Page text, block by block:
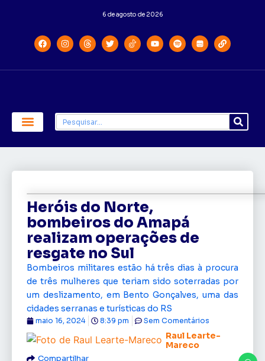
6 de agosto de 2026
Heróis do Norte,
bombeiros do Amapá
realizam operações de
resgate no Sul
Bombeiros militares estão há três dias à procura
de três mulheres que teriam sido soterradas por
um deslizamento, em Bento Gonçalves, uma das
cidades serranas e turísticas do RS
Raul Learte-
Mareco
maio 16, 2024 8:39 pm Sem Comentários
Compartilhar